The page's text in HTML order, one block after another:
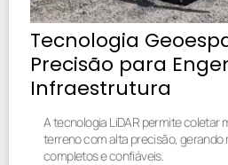
Tecnologia
Precisão para
Infraestrutura
A tecnologia LiDAR permite coletar
terreno com alta precisão, gerando
completos e confiáveis.